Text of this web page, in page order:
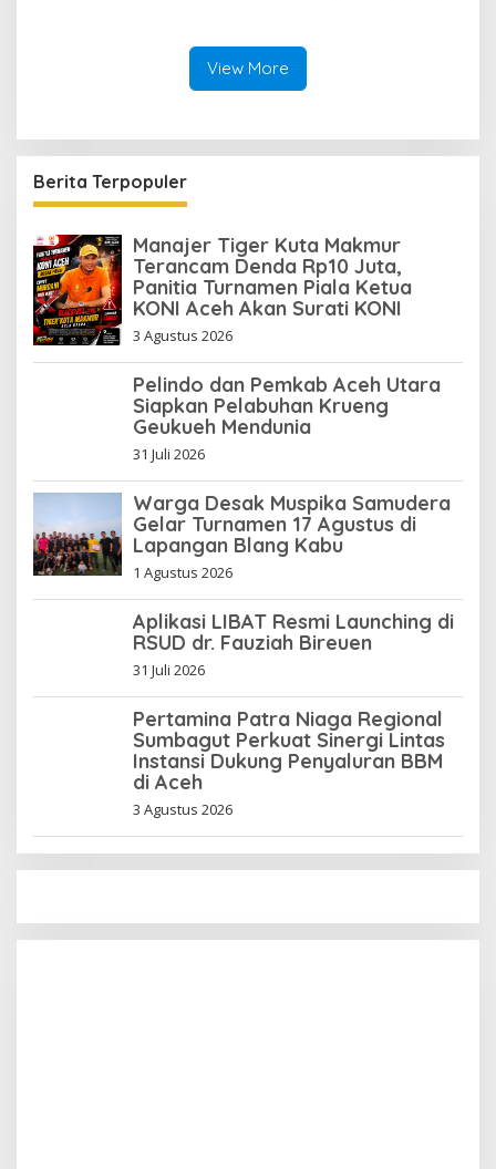
View More
Berita Terpopuler
Manajer Tiger Kuta Makmur
Terancam Denda Rp10 Juta,
Panitia Turnamen Piala Ketua
KONI Aceh Akan Surati KONI
3 Agustus 2026
Pelindo dan Pemkab Aceh Utara
Siapkan Pelabuhan Krueng
Geukueh Mendunia
31 Juli 2026
Warga Desak Muspika Samudera
Gelar Turnamen 17 Agustus di
Lapangan Blang Kabu
1 Agustus 2026
Aplikasi LIBAT Resmi Launching di
RSUD dr. Fauziah Bireuen
31 Juli 2026
Pertamina Patra Niaga Regional
Sumbagut Perkuat Sinergi Lintas
Instansi Dukung Penyaluran BBM
di Aceh
3 Agustus 2026